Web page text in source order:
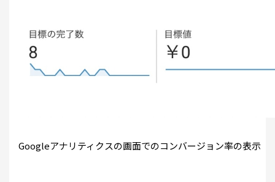
Googleアナリティクスの画面でのコンバージョン率の表示